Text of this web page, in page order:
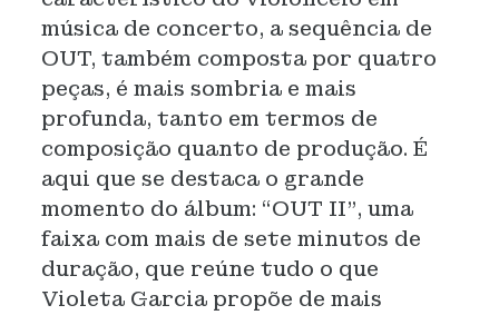
música de concerto, a sequência de
OUT, também composta por quatro
peças, é mais sombria e mais
profunda, tanto em termos de
composição quanto de produção. É
aqui que se destaca o grande
momento do álbum: “OUT II”, uma
faixa com mais de sete minutos de
duração, que reúne tudo o que
Violeta Garcia propõe de mais